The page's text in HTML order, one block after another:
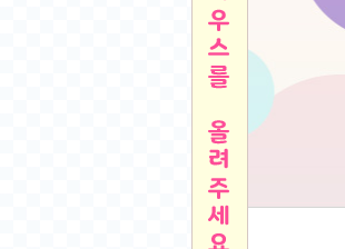
스티커 기
원팡 오픈
빠
른
방수 비데 FULL
QCY Crossky
MUCAI 휴대용
LG전자 울트라
김해 롯데 워터파